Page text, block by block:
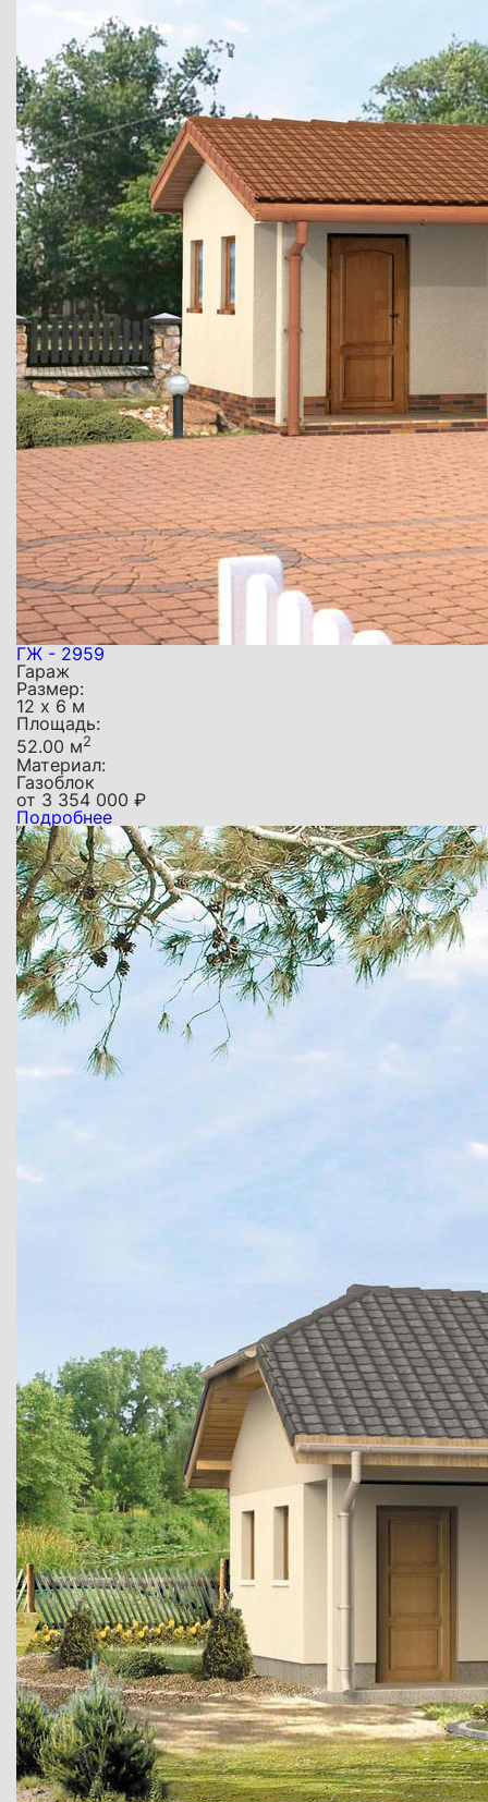
ГЖ - 2959
Гараж
Размер:
12 х 6 м
Площадь:
52.00 м2
Материал:
Газоблок
от 3 354 000 ₽
Подробнее